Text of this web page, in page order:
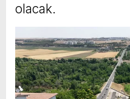
olacak.